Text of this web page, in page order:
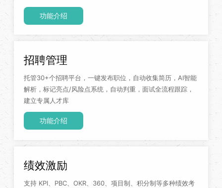
功能介绍
招聘管理
托管30+个招聘平台，一键发布职位，自动收集简历，AI智能
解析，标记亮点/风险点系统，自动判重，面试全流程跟踪，
建立专属人才库
功能介绍
绩效激励
支持 KPI、PBC、OKR、360、项目制、积分制等多种绩效考